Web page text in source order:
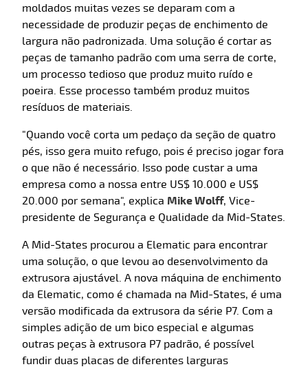
moldados muitas vezes se deparam com a
necessidade de produzir peças de enchimento de
largura não padronizada. Uma solução é cortar as
peças de tamanho padrão com uma serra de corte,
um processo tedioso que produz muito ruído e
poeira. Esse processo também produz muitos
resíduos de materiais.
"Quando você corta um pedaço da seção de quatro
pés, isso gera muito refugo, pois é preciso jogar fora
o que não é necessário. Isso pode custar a uma
empresa como a nossa entre US$ 10.000 e US$
20.000 por semana", explica Mike Wolff, Vice-
presidente de Segurança e Qualidade da Mid-States.
A Mid-States procurou a Elematic para encontrar
uma solução, o que levou ao desenvolvimento da
extrusora ajustável. A nova máquina de enchimento
da Elematic, como é chamada na Mid-States, é uma
versão modificada da extrusora da série P7. Com a
simples adição de um bico especial e algumas
outras peças à extrusora P7 padrão, é possível
fundir duas placas de diferentes larguras